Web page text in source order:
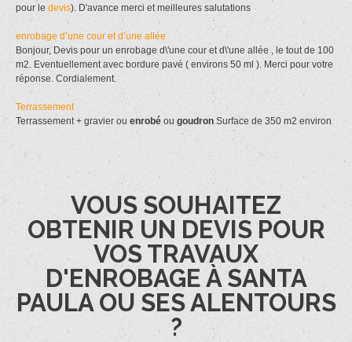
pour le devis). D'avance merci et meilleures salutations
enrobage d’une cour et d’une allée
Bonjour, Devis pour un enrobage d\'une cour et d\'une allée , le tout de 100
m2. Eventuellement avec bordure pavé ( environs 50 ml ). Merci pour votre
réponse. Cordialement.
Terrassement
Terrassement + gravier ou enrobé ou goudron Surface de 350 m2 environ
VOUS SOUHAITEZ
OBTENIR UN DEVIS POUR
VOS TRAVAUX
D'ENROBAGE À SANTA
PAULA OU SES ALENTOURS
?